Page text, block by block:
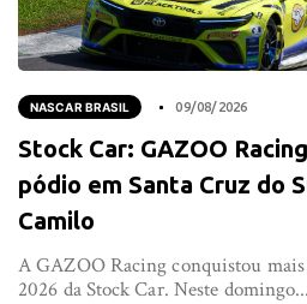
NASCAR BRASIL 09/08/2026
Stock Car: GAZOO
pódio em Santa Cruz do
Camilo
A GAZOO Racing conquistou
2026 da Stock Car. Neste domingo...